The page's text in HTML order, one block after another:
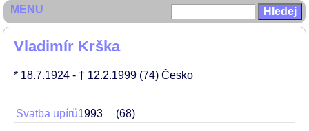
Vladimír Krška
* 18.7.1924 - † 12.2.1999 (74) Česko
Svatba upírů1993 68
MENU